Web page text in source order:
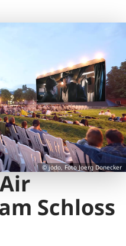
Schloss
© jodo, Foto Joerg Donecker